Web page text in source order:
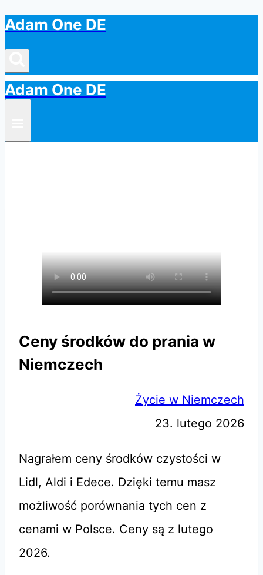
Przejdź
do
treści
Adam One DE
Adam One DE
Ceny środków do prania w
Niemczech
Życie w Niemczech
23. lutego 2026
Nagrałem ceny środków czystości w
Lidl, Aldi i Edece. Dzięki temu masz
możliwość porównania tych cen z
cenami w Polsce. Ceny są z lutego
2026.